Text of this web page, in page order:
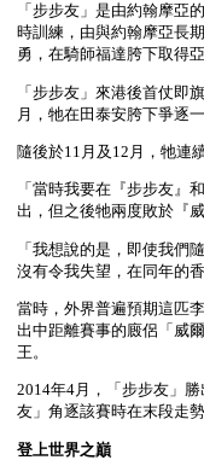
「步步友」是由約翰摩亞
時訓練，由與約翰摩亞長
勇，在騎師福達胯下取得
「步步友」來港後首仗即
月，牠在田泰安胯下爭逐
隨後於11月及12月，牠連
「當時我要在『步步友』
出，但之後牠兩度敗於『
「我想說的是，即使我們
沒有令我失望，在同年的
當時，外界普遍預期這匹
出中距離賽事的廄侶「威
王。
2014年4月，「步步友」
友」角逐該賽時在末段走
登上世界之巔